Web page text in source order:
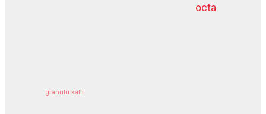
octa
granulu katli
dziļurbums